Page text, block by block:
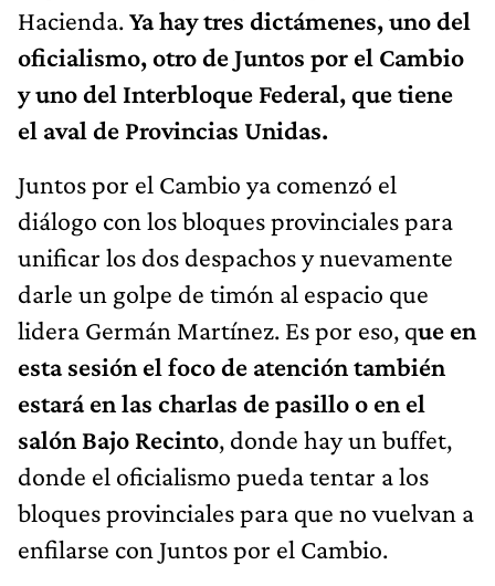
Hacienda.Ya hay tres dictámenes, uno del
oficialismo, otro de Juntos por el Cambio
y uno del Interbloque Federal, que tiene
el aval de Provincias Unidas.
Juntos por el Cambio ya comenzó el
diálogo con los bloques provinciales para
unificar los dos despachos y nuevamente
darle un golpe de timón al espacio que
lidera Germán Martínez. Es por eso, que en
esta sesión el foco de atención también
estará en las charlas de pasillo o en el
salón Bajo Recinto, donde hay un buffet,
donde el oficialismo pueda tentar a los
bloques provinciales para que no vuelvan a
enfilarse con Juntos por el Cambio.